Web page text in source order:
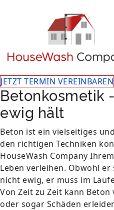
Sprache auswählen
JETZT TERMIN VEREINBAREN
Betonkosmetik
ewig hält
Beton ist ein vielseitiges
den richtigen Techniken
HouseWash Company
Leben verleihen. Obwohl
nicht ewig, er muss im
Von Zeit zu Zeit kann
oder sogar Schäden